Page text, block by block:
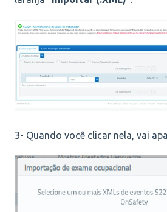
3- Quando você clicar nela, vai